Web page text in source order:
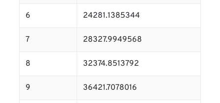
6 24281.1385344
7 28327.9949568
8 32374.8513792
9 36421.7078016